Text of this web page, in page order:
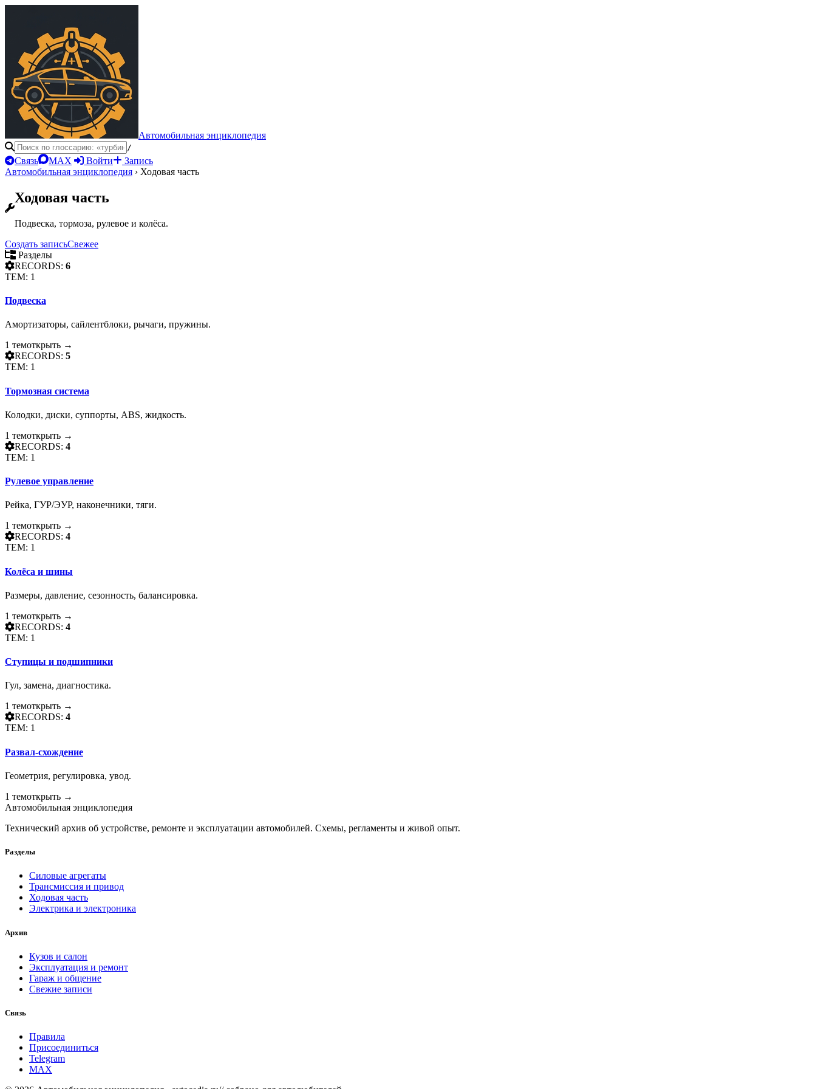
Автомобильная энциклопедия
/
Связь MAX Войти
Запись
Автомобильная энциклопедия › Ходовая часть
Ходовая часть
Подвеска, тормоза, рулевое и колёса.
Создать записьСвежее
Разделы
RECORDS: 6
ТЕМ: 1
Подвеска
Амортизаторы, сайлентблоки, рычаги, пружины.
1 темоткрыть →
RECORDS: 5
ТЕМ: 1
Тормозная система
Колодки, диски, суппорты, ABS, жидкость.
1 темоткрыть →
RECORDS: 4
ТЕМ: 1
Рулевое управление
Рейка, ГУР/ЭУР, наконечники, тяги.
1 темоткрыть →
RECORDS: 4
ТЕМ: 1
Колёса и шины
Размеры, давление, сезонность, балансировка.
1 темоткрыть →
RECORDS: 4
ТЕМ: 1
Ступицы и подшипники
Гул, замена, диагностика.
1 темоткрыть →
RECORDS: 4
ТЕМ: 1
Развал-схождение
Геометрия, регулировка, увод.
1 темоткрыть →
Автомобильная энциклопедия
Технический архив об устройстве, ремонте и эксплуатации автомобилей. Схемы, регламенты и живой опыт.
Разделы
Силовые агрегаты
Трансмиссия и привод
Ходовая часть
Электрика и электроника
Архив
Кузов и салон
Эксплуатация и ремонт
Гараж и общение
Свежие записи
Связь
Правила
Присоединиться
Telegram
MAX